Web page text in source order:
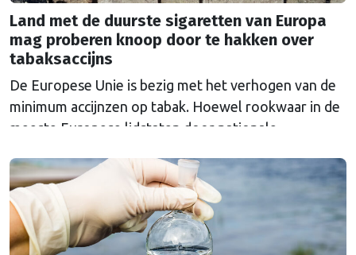
Land met de duurste sigaretten van Europa
mag proberen knoop door te hakken over
tabaksaccijns
De Europese Unie is bezig met het verhogen van de
minimum accijnzen op tabak. Hoewel rookwaar in de
meeste Europese lidstaten door nationale
moet een ondergrens de prijzen in Europa
gelijktrekken en het doel van een rookvrije generatie
in 2040 dichterbij brengen.